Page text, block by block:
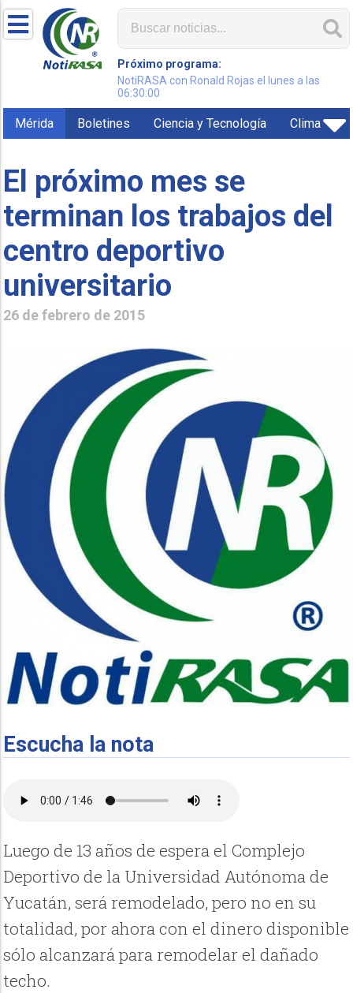
Próximo programa:
NotiRASA con Ronald Rojas el lunes a las
06:30:00
Mérida Boletines Ciencia y Tecnología Clima
El próximo mes se
terminan los trabajos del
centro deportivo
universitario
26 de febrero de 2015
Escucha la nota
Luego de 13 años de espera el Complejo
Deportivo de la Universidad Autónoma de
Yucatán, será remodelado, pero no en su
totalidad, por ahora con el dinero disponible
sólo alcanzará para remodelar el dañado
techo.